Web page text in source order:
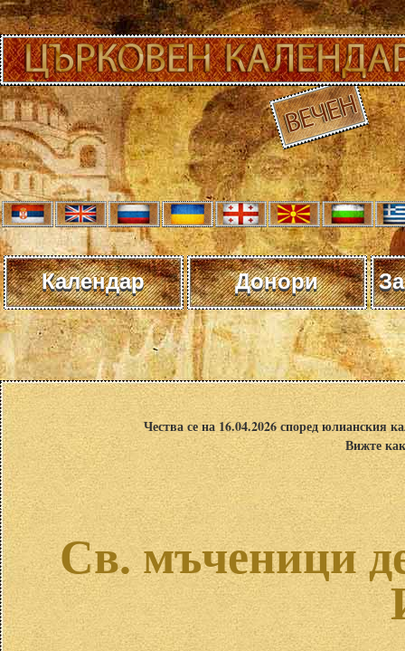
Календар Донори
Чества се на 16.04.2026 според юлианския
Вижте
Св. мъченици